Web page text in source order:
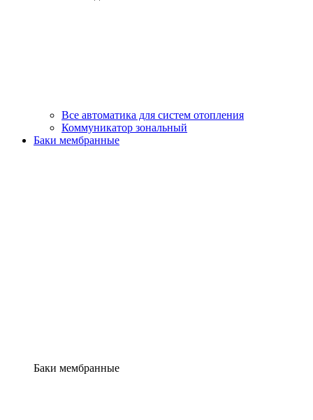
Все автоматика для систем отопления
Коммуникатор зональный
Баки мембранные
Баки мембранные